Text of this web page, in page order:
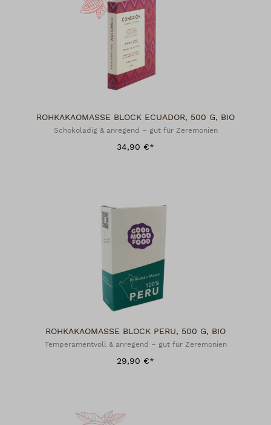
ROHKAKAOMASSE BLOCK ECUADOR, 500 G, BIO
Schokoladig & anregend – gut für Zeremonien
34,90 €*
ROHKAKAOMASSE BLOCK PERU, 500 G, BIO
Temperamentvoll & anregend – gut für Zeremonien
29,90 €*